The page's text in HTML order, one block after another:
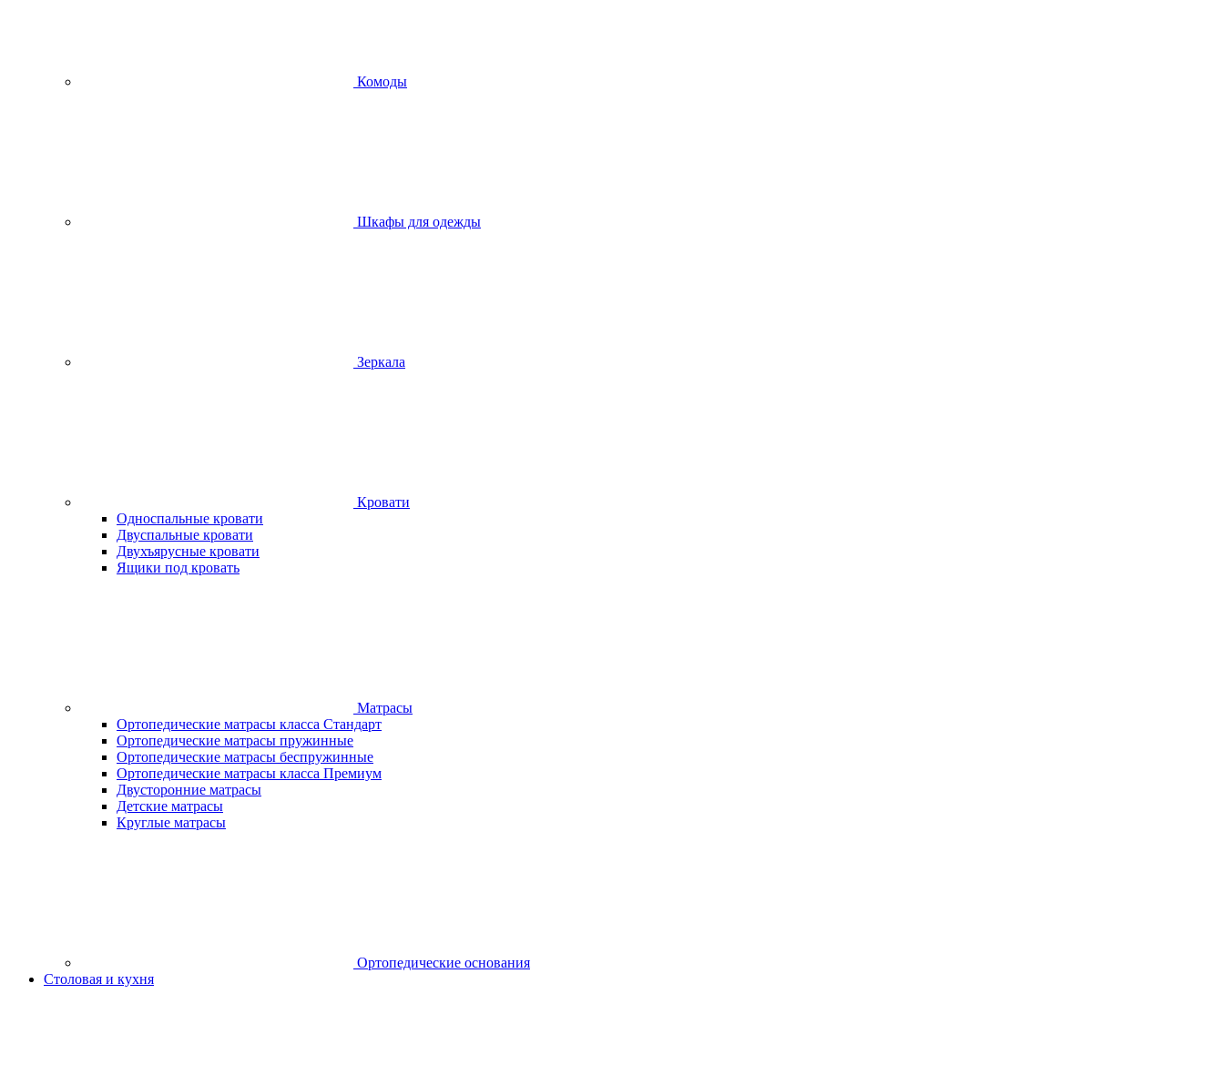
Комоды
Шкафы для одежды
Зеркала
Кровати
Односпальные кровати
Двуспальные кровати
Двухъярусные кровати
Ящики под кровать
Матрасы
Ортопедические матрасы класса Стандарт
Ортопедические матрасы пружинные
Ортопедические матрасы беспружинные
Ортопедические матрасы класса Премиум
Двусторонние матрасы
Детские матрасы
Круглые матрасы
Ортопедические основания
Столовая и кухня